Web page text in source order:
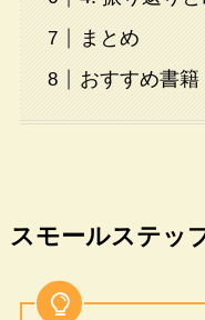
まとめ
おすすめ書籍
スモールステッ